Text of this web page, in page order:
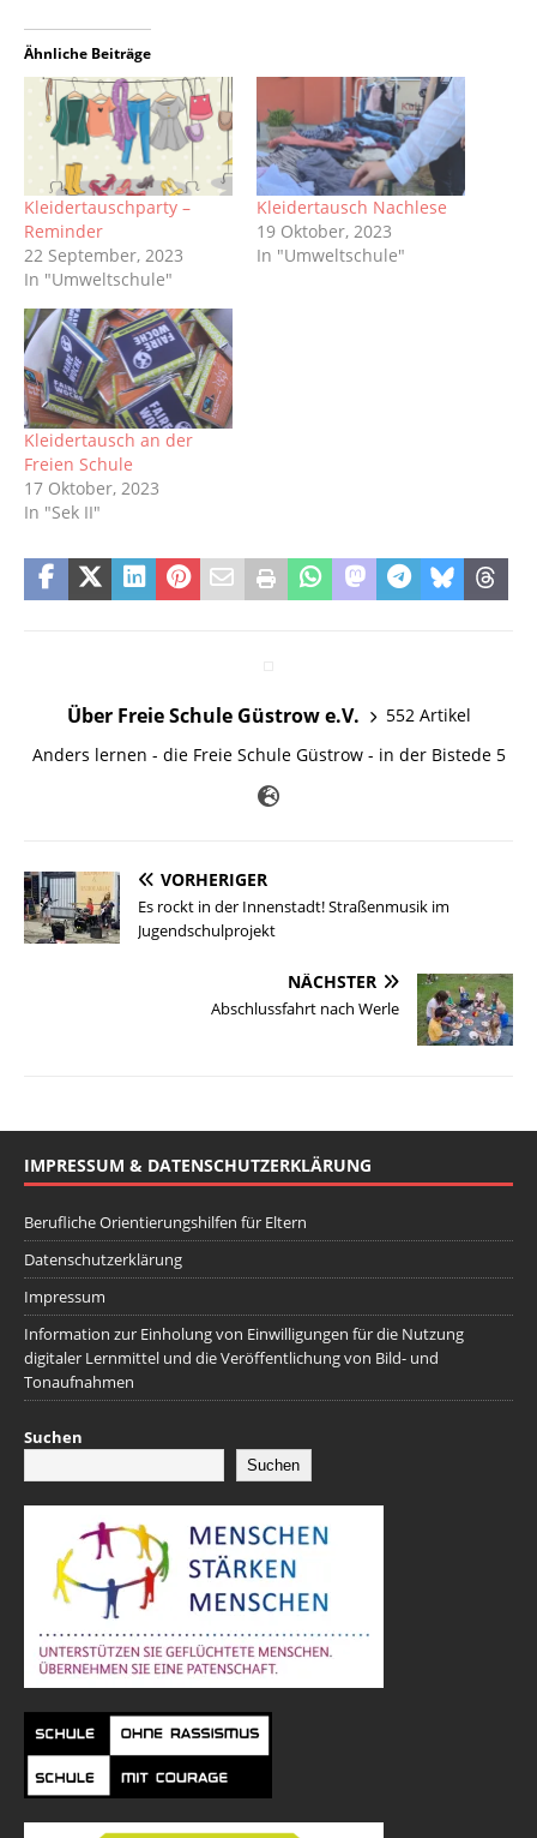
Ähnliche Beiträge
Kleidertauschparty –
Reminder
22 September, 2023
In "Umweltschule"
Kleidertausch Nachlese
19 Oktober, 2023
In "Umweltschule"
Kleidertausch an der
Freien Schule
17 Oktober, 2023
In "Sek II"
Über Freie Schule Güstrow e.V.
552 Artikel
Anders lernen - die Freie Schule Güstrow - in der Bistede 5
VORHERIGER
Es rockt in der Innenstadt! Straßenmusik im
Jugendschulprojekt
NÄCHSTER
Abschlussfahrt nach Werle
IMPRESSUM & DATENSCHUTZERKLÄRUNG
Berufliche Orientierungshilfen für Eltern
Datenschutzerklärung
Impressum
Information zur Einholung von Einwilligungen für die Nutzung
digitaler Lernmittel und die Veröffentlichung von Bild- und
Tonaufnahmen
Suchen
Suchen